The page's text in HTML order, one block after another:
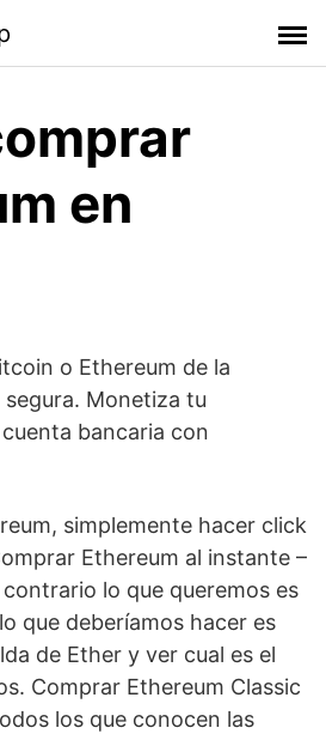
en
o Ethereum de la
Monetiza tu
bancaria con
simplemente hacer click
Ethereum al instante –
contrario lo que queremos es
que deberíamos hacer es
de Ether y ver cual es el
Comprar Ethereum Classic
los que conocen las